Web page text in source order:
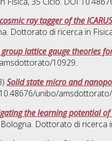
ray tagger of the
Dottorato di ricerca in
lattice gauge theories
10929.
Solid state micro and
unibo/
the learning potential
Dottorato di ricerca